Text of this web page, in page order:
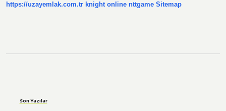
https://uzayemlak.com.tr knight online nttgame Sitemap
Son Yazılar